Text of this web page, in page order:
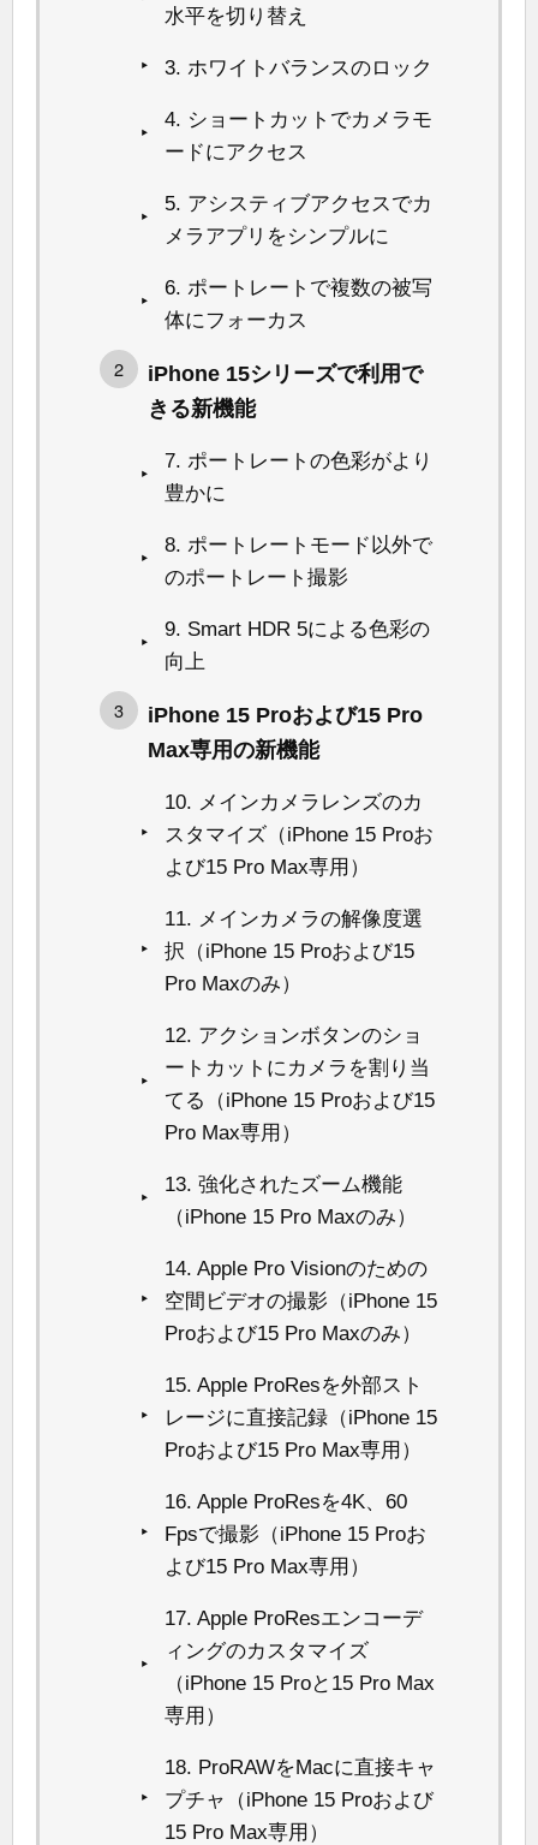
水平を切り替え
3. ホワイトバランスのロック
4. ショートカットでカメラモ
ードにアクセス
5. アシスティブアクセスでカ
メラアプリをシンプルに
6. ポートレートで複数の被写
体にフォーカス
iPhone 15シリーズで利用で
きる新機能
7. ポートレートの色彩がより
豊かに
8. ポートレートモード以外で
のポートレート撮影
9. Smart HDR 5による色彩の
向上
iPhone 15 Proおよび15 Pro
Max専用の新機能
10. メインカメラレンズのカ
スタマイズ（iPhone 15 Proお
よび15 Pro Max専用）
11. メインカメラの解像度選
択（iPhone 15 Proおよび15
Pro Maxのみ）
12. アクションボタンのショ
ートカットにカメラを割り当
てる（iPhone 15 Proおよび15
Pro Max専用）
13. 強化されたズーム機能
（iPhone 15 Pro Maxのみ）
14. Apple Pro Visionのための
空間ビデオの撮影（iPhone 15
Proおよび15 Pro Maxのみ）
15. Apple ProResを外部スト
レージに直接記録（iPhone 15
Proおよび15 Pro Max専用）
16. Apple ProResを4K、60
Fpsで撮影（iPhone 15 Proお
よび15 Pro Max専用）
17. Apple ProResエンコーデ
ィングのカスタマイズ
（iPhone 15 Proと15 Pro Max
専用）
18. ProRAWをMacに直接キャ
プチャ（iPhone 15 Proおよび
15 Pro Max専用）